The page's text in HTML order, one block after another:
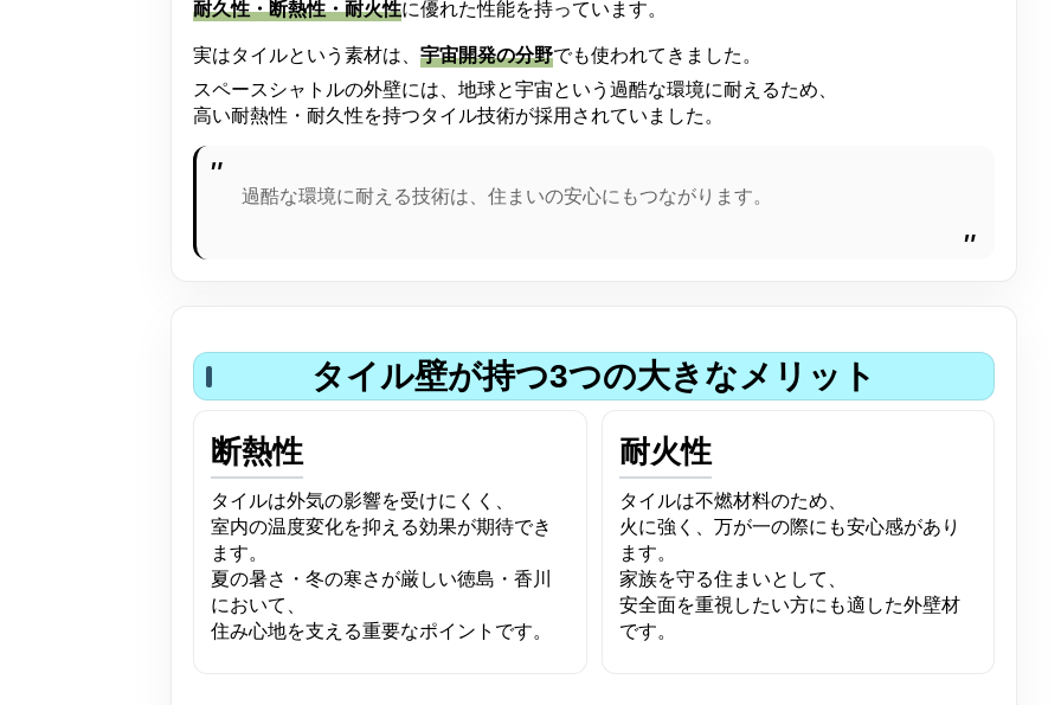
耐久性・断熱性・耐火性に優れた性能を持っています。
実はタイルという素材は、 宇宙開発の分野でも使われてきました。
スペースシャトルの外壁には、地球と宇宙という過酷な環境に耐えるため、
高い耐熱性・耐久性を持つタイル技術が採用されていました。
過酷な環境に耐える技術は、住まいの安心にもつながります。
タイル壁が持つ3つの大きなメリット
断熱性
タイルは外気の影響を受けにくく、
室内の温度変化を抑える効果が期待でき
ます。
夏の暑さ・冬の寒さが厳しい徳島・香川
において、
住み心地を支える重要なポイントです。
耐火性
タイルは不燃材料のため、
火に強く、万が一の際にも安心感があり
ます。
家族を守る住まいとして、
安全面を重視したい方にも適した外壁材
です。